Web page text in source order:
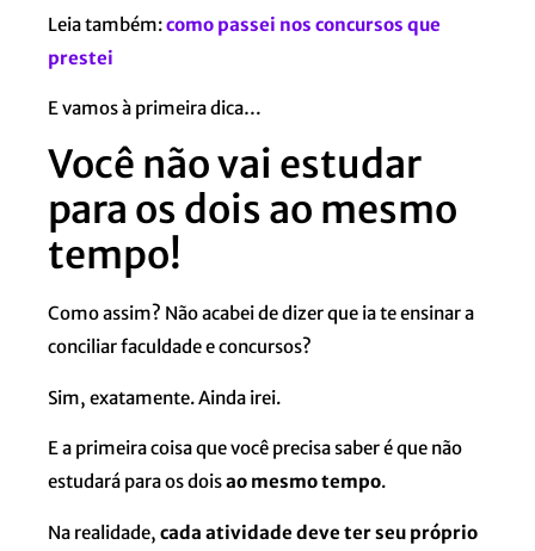
Leia também:como passei nos concursos que
prestei
E vamos à primeira dica…
Você não vai estudar
para os dois ao mesmo
tempo!
Como assim? Não acabei de dizer que ia te ensinar a
conciliar faculdade e concursos?
Sim, exatamente. Ainda irei.
E a primeira coisa que você precisa saber é que não
estudará para os doisao mesmo tempo.
Na realidade, cada atividade deve ter seu próprio